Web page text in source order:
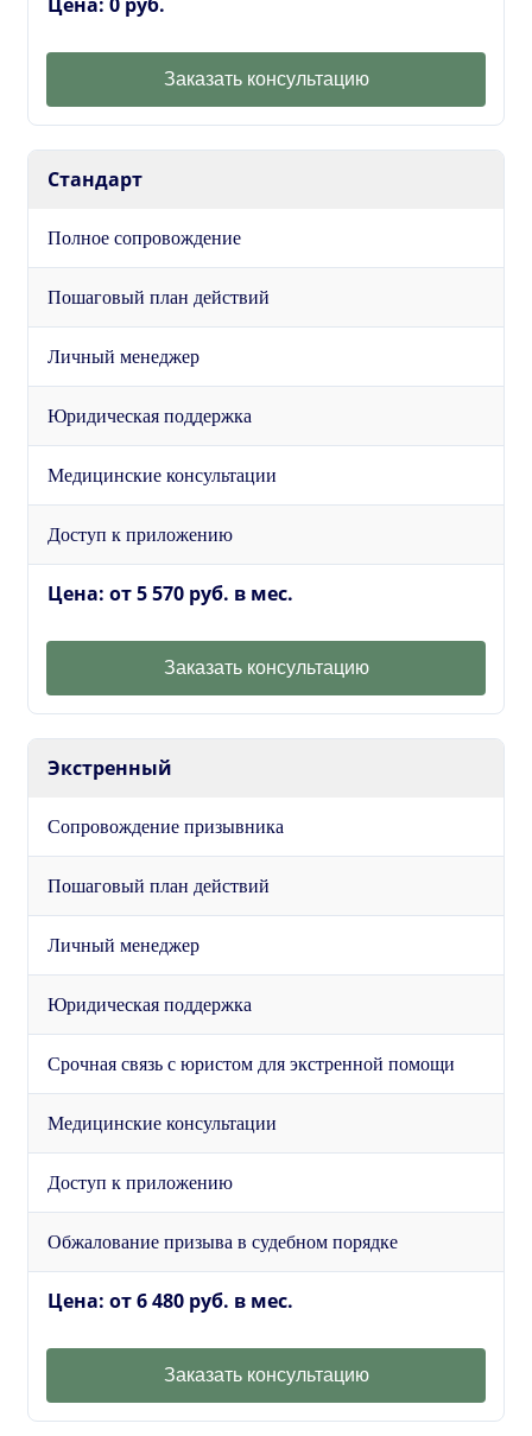
Заказать консультацию
Стандарт
Полное сопровождение
Пошаговый план действий
Личный менеджер
Юридическая поддержка
Медицинские консультации
Доступ к приложению
Цена: от 5 570 руб. в мес.
Заказать консультацию
Экстренный
Сопровождение призывника
Пошаговый план действий
Личный менеджер
Юридическая поддержка
Срочная связь с юристом для экстренной помощи
Медицинские консультации
Доступ к приложению
Обжалование призыва в судебном порядке
Цена: от 6 480 руб. в мес.
Заказать консультацию